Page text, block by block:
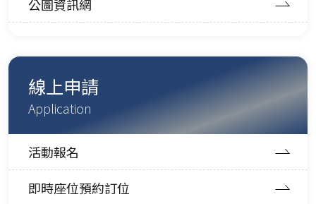
公圖資訊網
線上申請
Application
活動報名
即時座位預約訂位